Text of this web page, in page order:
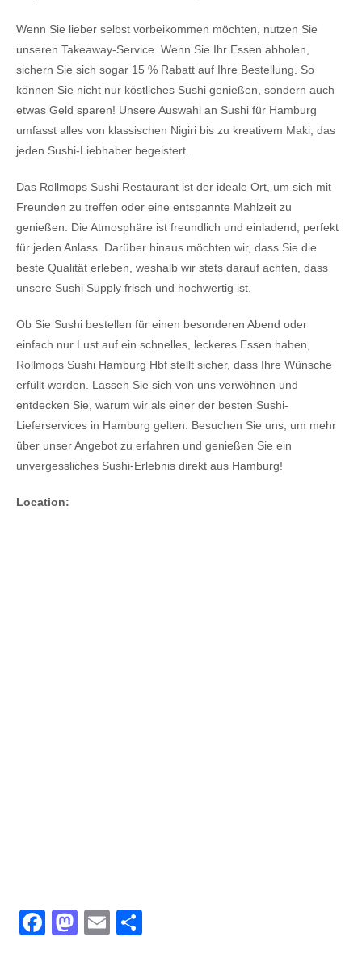
Wenn Sie lieber selbst vorbeikommen möchten, nutzen Sie
unseren Takeaway-Service. Wenn Sie Ihr Essen abholen,
sichern Sie sich sogar 15 % Rabatt auf Ihre Bestellung. So
können Sie nicht nur köstliches Sushi genießen, sondern auch
etwas Geld sparen! Unsere Auswahl an Sushi für Hamburg
umfasst alles von klassischen Nigiri bis zu kreativem Maki, das
jeden Sushi-Liebhaber begeistert.
Das Rollmops Sushi Restaurant ist der ideale Ort, um sich mit
Freunden zu treffen oder eine entspannte Mahlzeit zu
genießen. Die Atmosphäre ist freundlich und einladend, perfekt
für jeden Anlass. Darüber hinaus möchten wir, dass Sie die
beste Qualität erleben, weshalb wir stets darauf achten, dass
unsere Sushi Supply frisch und hochwertig ist.
Ob Sie Sushi bestellen für einen besonderen Abend oder
einfach nur Lust auf ein schnelles, leckeres Essen haben,
Rollmops Sushi Hamburg Hbf stellt sicher, dass Ihre Wünsche
erfüllt werden. Lassen Sie sich von uns verwöhnen und
entdecken Sie, warum wir als einer der besten Sushi-
Lieferservices in Hamburg gelten. Besuchen Sie uns, um mehr
über unser Angebot zu erfahren und genießen Sie ein
unvergessliches Sushi-Erlebnis direkt aus Hamburg!
Location:
F
M E